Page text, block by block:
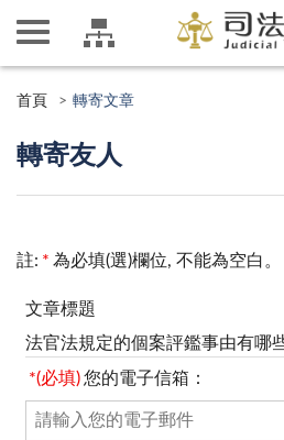
首頁 轉寄文章
轉寄友人
註: * 為必填(選)欄位, 不能為空白。
文章標題
法官法規定的個案評鑑事由有哪
*(必填) 您的電子信箱：